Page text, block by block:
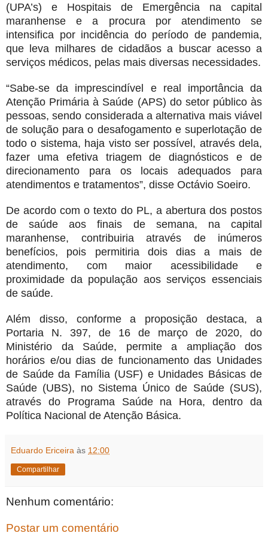
(UPA’s) e Hospitais de Emergência na capital
maranhense e a procura por atendimento se
intensifica por incidência do período de pandemia,
que leva milhares de cidadãos a buscar acesso a
serviços médicos, pelas mais diversas necessidades.
“Sabe-se da imprescindível e real importância da
Atenção Primária à Saúde (APS) do setor público às
pessoas, sendo considerada a alternativa mais viável
de solução para o desafogamento e superlotação de
todo o sistema, haja visto ser possível, através dela,
fazer uma efetiva triagem de diagnósticos e de
direcionamento para os locais adequados para
atendimentos e tratamentos”, disse Octávio Soeiro.
De acordo com o texto do PL, a abertura dos postos
de saúde aos finais de semana, na capital
maranhense, contribuiria através de inúmeros
benefícios, pois permitiria dois dias a mais de
atendimento, com maior acessibilidade e
proximidade da população aos serviços essenciais
de saúde.
Além disso, conforme a proposição destaca, a
Portaria N. 397, de 16 de março de 2020, do
Ministério da Saúde, permite a ampliação dos
horários e/ou dias de funcionamento das Unidades
de Saúde da Família (USF) e Unidades Básicas de
Saúde (UBS), no Sistema Único de Saúde (SUS),
através do Programa Saúde na Hora, dentro da
Política Nacional de Atenção Básica.
Eduardo Ericeira às 12:00
Compartilhar
Nenhum comentário:
Postar um comentário